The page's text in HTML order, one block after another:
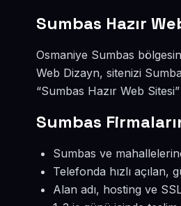
Sumbas Hazır
Osmaniye Sumbas
Web Dizayn, sitenizi
“Sumbas Hazır Web
Sumbas
Sumbas ve
Telefonda hızlı açılan,
Alan adı, hosting ve